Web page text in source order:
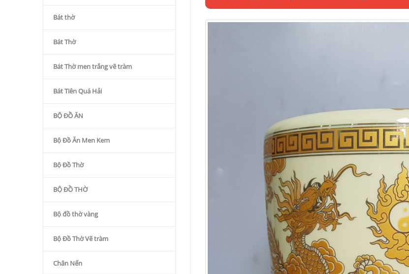
Bát thờ
Bát Thờ
Bát Thờ men trắng vẽ tràm
Bát Tiên Quá Hải
BỘ ĐỒ ĂN
Bộ Đồ Ăn Men Kem
Bộ Đồ Thờ
BỘ ĐỒ THỜ
Bộ đồ thờ vàng
Bộ Đồ Thờ Vẽ tràm
Chân Nến